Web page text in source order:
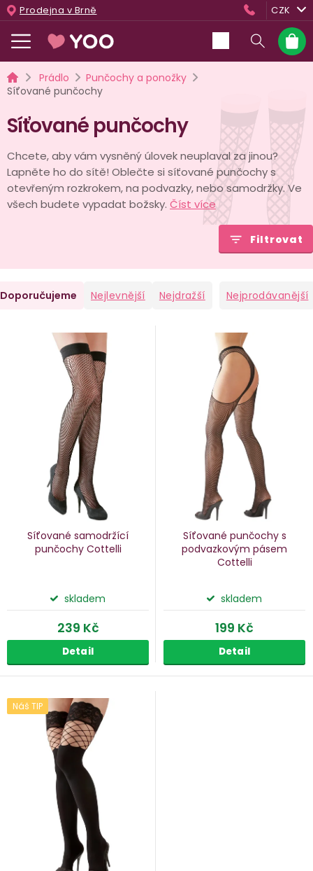
Přejít
na
obsah
Prodejna v Brně CZK
košík
DomůPrádlo
Punčochy a ponožky
Síťované punčochy
Síťované punčochy
Chcete, aby vám vysněný úlovek neuplaval za jinou?
Lapněte ho do sítě! Oblečte si síťované punčochy s
otevřeným rozkrokem, na podvazky, nebo samodržky. Ve
všech budete vypadat božsky. Číst více
Filtrovat
Doporučujeme Nejlevnější Nejdražší Nejprodávanější
Síťované samodržící
punčochy Cottelli
skladem
239 Kč
Detail
Síťované punčochy s
podvazkovým pásem
Cottelli
skladem
199 Kč
Detail
Náš TIP